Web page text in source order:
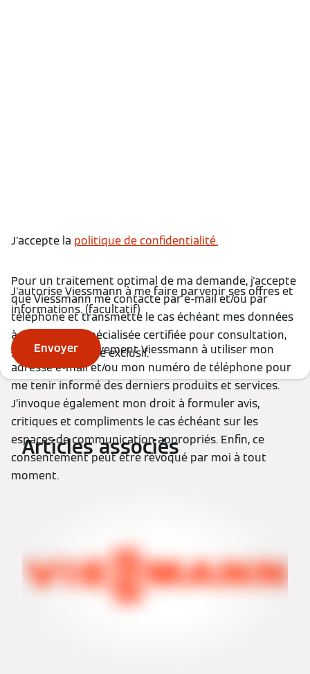
J'accepte la politique de confidentialité.
Pour un traitement optimal de ma demande, j'accepte
que Viessmann me contacte par e-mail et/ou par
téléphone et transmette le cas échéant mes données
à une société spécialisée certifiée pour consultation,
sous son contrôle exclusif.
J'autorise Viessmann à me faire parvenir ses offres et
informations. (facultatif)
J'autorise effectivement Viessmann à utiliser mon
adresse e-mail et/ou mon numéro de téléphone pour
me tenir informé des derniers produits et services.
J’invoque également mon droit à formuler avis,
critiques et compliments le cas échéant sur les
espaces de communication appropriés. Enfin, ce
consentement peut être révoqué par moi à tout
moment.
Envoyer
Articles associés